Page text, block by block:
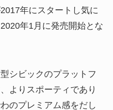
年にスタートし気に
年1月に発売開始とな
シビックのプラットフ
よりスポーティであり
のプレミアム感をだし